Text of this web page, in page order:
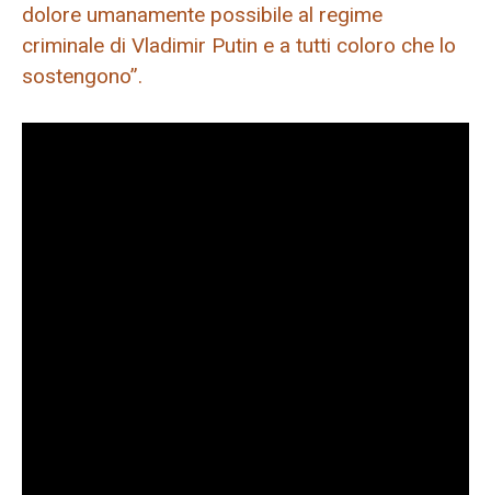
dolore umanamente possibile al regime
criminale di Vladimir Putin e a tutti coloro che lo
sostengono”.